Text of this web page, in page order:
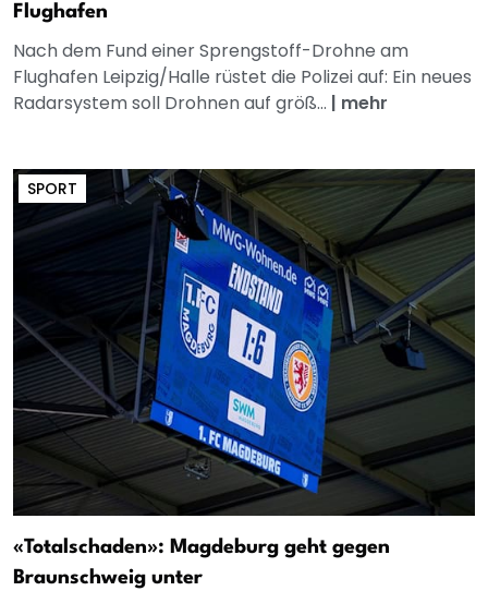
Flughafen
Nach dem Fund einer Sprengstoff-Drohne am
Flughafen Leipzig/Halle rüstet die Polizei auf: Ein neues
Radarsystem soll Drohnen auf größ... | mehr
SPORT
«Totalschaden»: Magdeburg geht gegen
Braunschweig unter